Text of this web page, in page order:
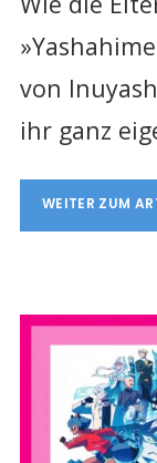
von
ihr ganz
WEITER ZUM